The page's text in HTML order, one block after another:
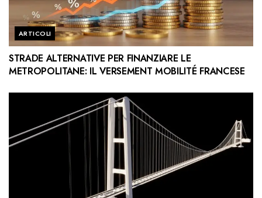
ARTICOLI
STRADE ALTERNATIVE PER FINANZIARE LE
METROPOLITANE: IL VERSEMENT MOBILITÉ FRANCESE